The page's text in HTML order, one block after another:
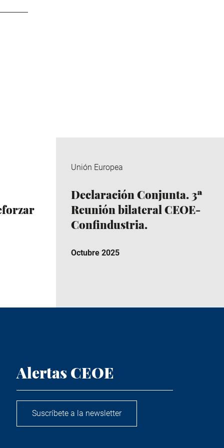
Unión Europea
Declaración Conjunta. 3ª
Reunión bilateral CEOE-
Confindustria.
Octubre 2025
Alertas CEOE
Suscríbete a la newsletter